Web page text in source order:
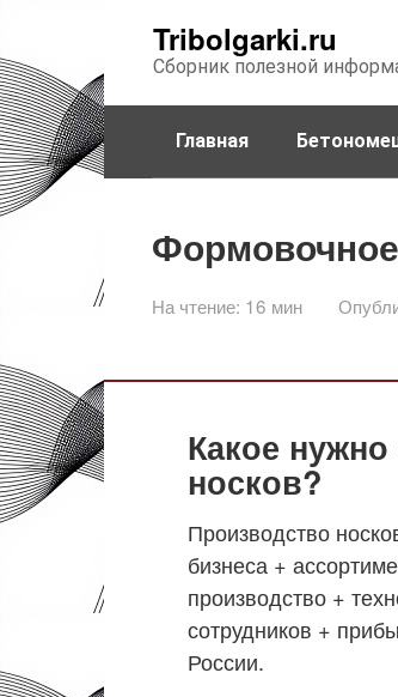
контенту
Tribolgarki.ru
Сборник полезной
Главная
На чтение: 16 мин
Какое
носков?
Производство
бизнеса +
производство +
сотрудников +
России.